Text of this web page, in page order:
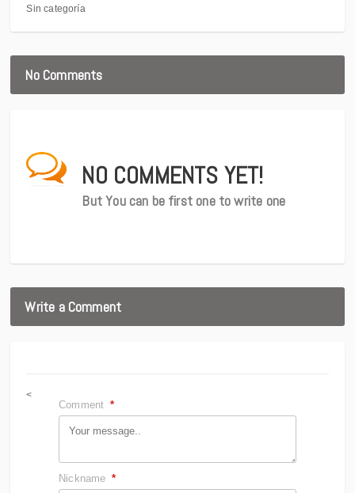
Sin categoría
No Comments
NO COMMENTS YET!
But You can be first one to write one
Write a Comment
<
Comment *
Nickname *